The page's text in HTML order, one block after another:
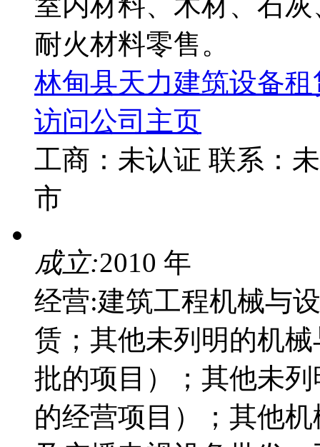
耐火材料零售。
林甸县天力建筑设备
访问公司主页
工商： 未认证 联系：
市
成立:2010 年
经营:建筑工程机械与
赁；其他未列明的机
批的项目）；其他未
的经营项目）；其他